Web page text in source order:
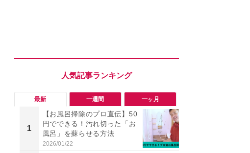
最新 一週間 一ヶ月
1
【お風呂掃除のプロ直伝】50
円でできる！汚れ切った「お
風呂」を蘇らせる方法
2026/01/22